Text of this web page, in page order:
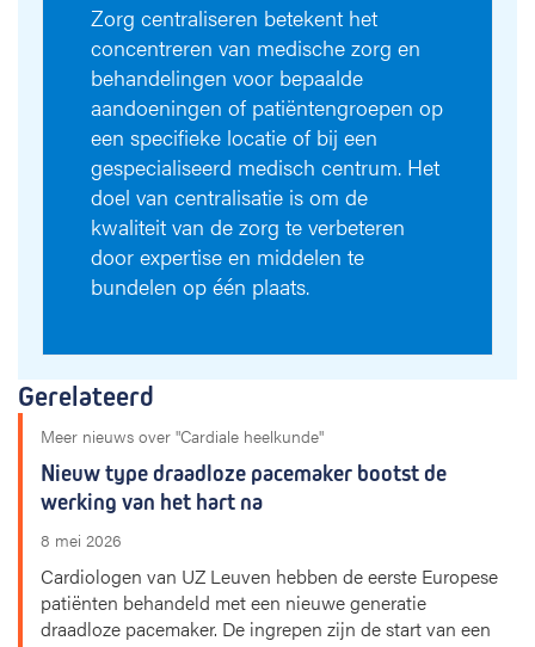
Zorg centraliseren betekent het
concentreren van medische zorg en
behandelingen voor bepaalde
aandoeningen of patiëntengroepen op
een specifieke locatie of bij een
gespecialiseerd medisch centrum. Het
doel van centralisatie is om de
kwaliteit van de zorg te verbeteren
door expertise en middelen te
bundelen op één plaats.
Gerelateerd
Meer nieuws over "Cardiale heelkunde"
Nieuw type draadloze pacemaker bootst de
werking van het hart na
8 mei 2026
Cardiologen van UZ Leuven hebben de eerste Europese
patiënten behandeld met een nieuwe generatie
draadloze pacemaker. De ingrepen zijn de start van een